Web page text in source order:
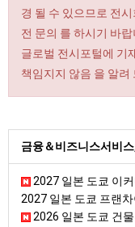
경 될 수 있으므로 전
전 문의 를 하시기 바
글로벌 전시포털에 기
책임지지 않음 을 알려
금융＆비즈니스서비
2027 일본 도쿄 이커머
2027 일본 도쿄 프랜차이즈
2026 일본 도쿄 건